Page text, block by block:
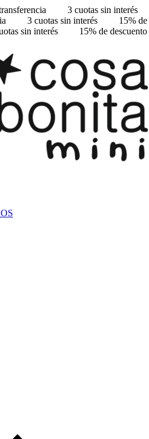
3 cuotas sin interés
3 cuotas sin interés 15%
sin interés 15% de